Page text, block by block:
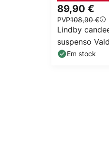
89,90 €
PVP108,90 €
Lindby
suspenso
bege, papel,
Em stock